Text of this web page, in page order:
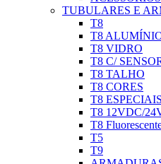
TUBULARES E
T8
T8
T8 VIDRO
T8 C/
T8 TALHO
T8 CORES
T8 ESPECIAIS
T8 12VDC/
T8
T5
T9